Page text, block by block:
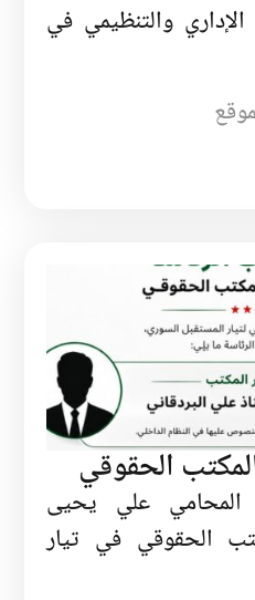
والتنظيمي في
الحقوقي
المحامي علي يحيى
الحقوقي في تيار